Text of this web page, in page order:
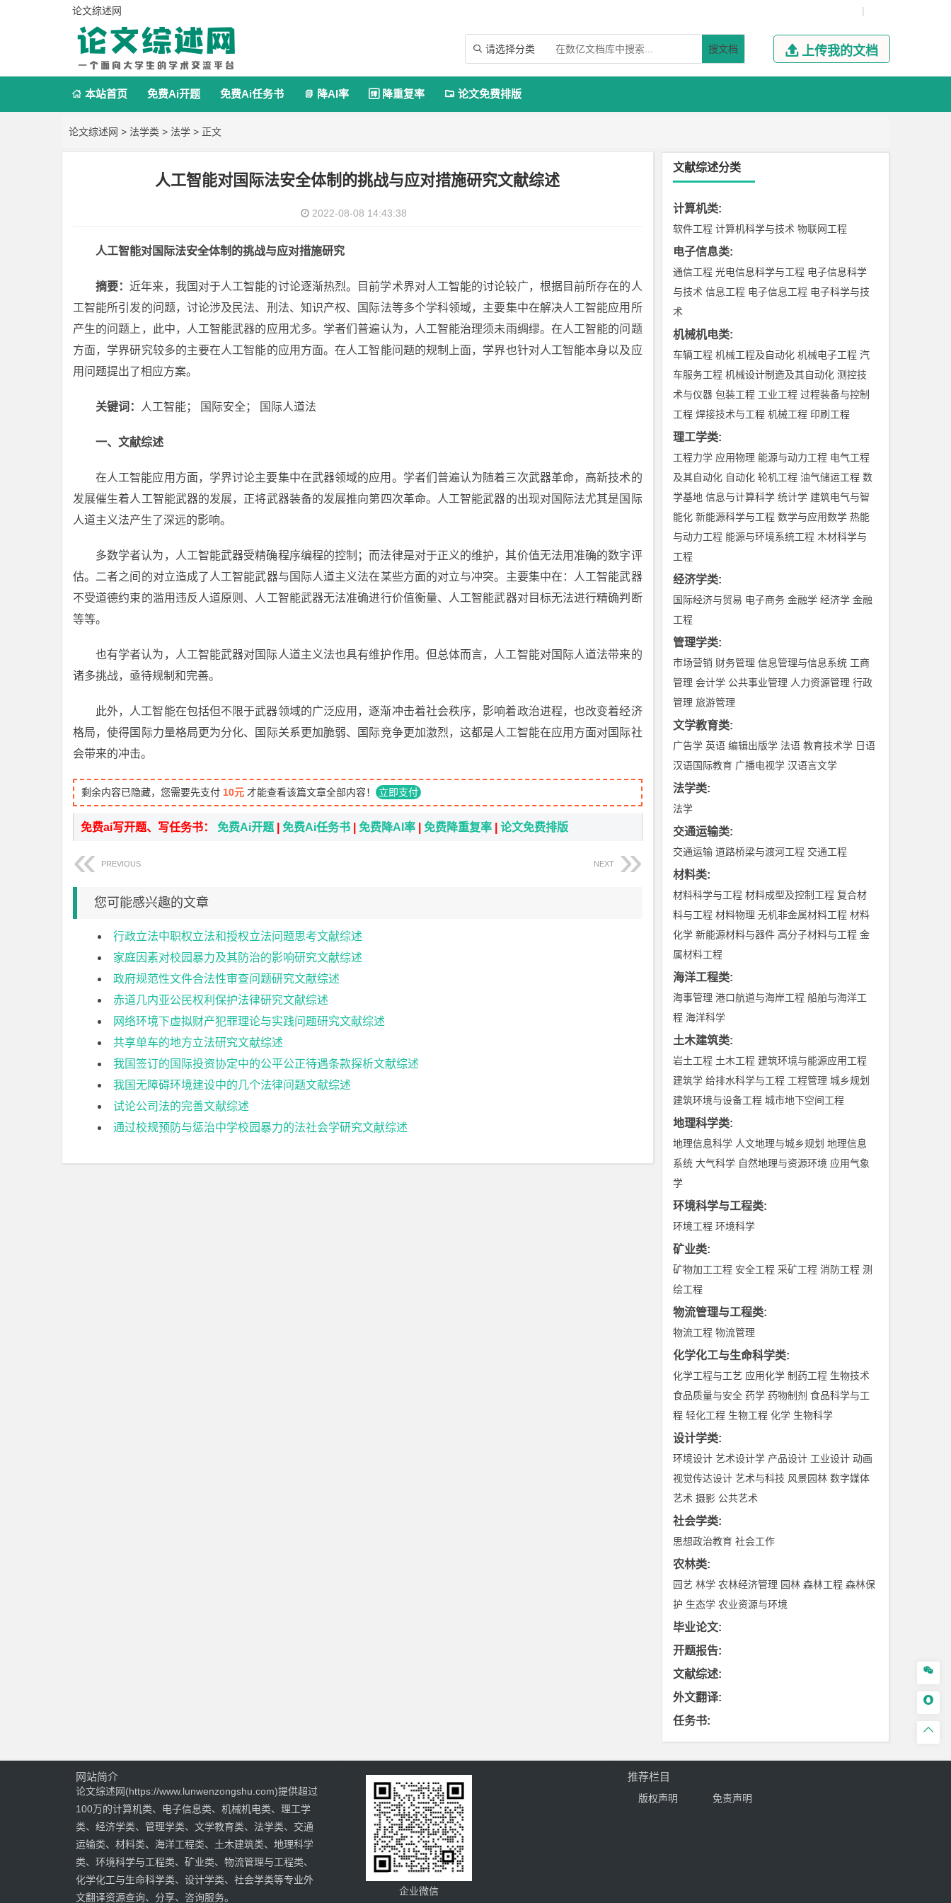
论文综述网 |
 请选择分类 搜文档  上传我的文档
 本站首页 免费Ai开题 免费Ai任务书  降AI率  降重复率  论文免费排版
论文综述网 > 法学类 > 法学 > 正文
人工智能对国际法安全体制的挑战与应对措施研究文献综述
2022-08-08 14:43:38
人工智能对国际法安全体制的挑战与应对措施研究
摘要：近年来，我国对于人工智能的讨论逐渐热烈。目前学术界对人工智能的讨论较广，根据目前所存在的人
工智能所引发的问题，讨论涉及民法、刑法、知识产权、国际法等多个学科领域，主要集中在解决人工智能应用所
产生的问题上，此中，人工智能武器的应用尤多。学者们普遍认为，人工智能治理须未雨绸缪。在人工智能的问题
方面，学界研究较多的主要在人工智能的应用方面。在人工智能问题的规制上面，学界也针对人工智能本身以及应
用问题提出了相应方案。
关键词： 人工智能； 国际安全； 国际人道法
一、文献综述
在人工智能应用方面，学界讨论主要集中在武器领域的应用。学者们普遍认为随着三次武器革命，高新技术的
发展催生着人工智能武器的发展，正将武器装备的发展推向第四次革命。人工智能武器的出现对国际法尤其是国际
人道主义法产生了深远的影响。
多数学者认为，人工智能武器受精确程序编程的控制；而法律是对于正义的维护，其价值无法用准确的数字评
估。二者之间的对立造成了人工智能武器与国际人道主义法在某些方面的对立与冲突。主要集中在：人工智能武器
不受道德约束的滥用违反人道原则、人工智能武器无法准确进行价值衡量、人工智能武器对目标无法进行精确判断
等等。
也有学者认为，人工智能武器对国际人道主义法也具有维护作用。但总体而言，人工智能对国际人道法带来的
诸多挑战，亟待规制和完善。
此外，人工智能在包括但不限于武器领域的广泛应用，逐渐冲击着社会秩序，影响着政治进程，也改变着经济
格局，使得国际力量格局更为分化、国际关系更加脆弱、国际竞争更加激烈，这都是人工智能在应用方面对国际社
会带来的冲击。
剩余内容已隐藏，您需要先支付 10元 才能查看该篇文章全部内容！ 立即支付
免费ai写开题、写任务书： 免费Ai开题 免费Ai任务书 免费降AI率 免费降重复率 论文免费排版
PREVIOUS NEXT
您可能感兴趣的文章
行政立法中职权立法和授权立法问题思考文献综述
家庭因素对校园暴力及其防治的影响研究文献综述
政府规范性文件合法性审查问题研究文献综述
赤道几内亚公民权利保护法律研究文献综述
网络环境下虚拟财产犯罪理论与实践问题研究文献综述
共享单车的地方立法研究文献综述
我国签订的国际投资协定中的公平公正待遇条款探析文献综述
我国无障碍环境建设中的几个法律问题文献综述
试论公司法的完善文献综述
通过校规预防与惩治中学校园暴力的法社会学研究文献综述
文献综述分类
计算机类:
软件工程 计算机科学与技术 物联网工程
电子信息类:
通信工程 光电信息科学与工程 电子信息科学
与技术 信息工程 电子信息工程 电子科学与技
术
机械机电类:
车辆工程 机械工程及自动化 机械电子工程 汽
车服务工程 机械设计制造及其自动化 测控技
术与仪器 包装工程 工业工程 过程装备与控制
工程 焊接技术与工程 机械工程 印刷工程
理工学类:
工程力学 应用物理 能源与动力工程 电气工程
及其自动化 自动化 轮机工程 油气储运工程 数
学基地 信息与计算科学 统计学 建筑电气与智
能化 新能源科学与工程 数学与应用数学 热能
与动力工程 能源与环境系统工程 木材科学与
工程
经济学类:
国际经济与贸易 电子商务 金融学 经济学 金融
工程
管理学类:
市场营销 财务管理 信息管理与信息系统 工商
管理 会计学 公共事业管理 人力资源管理 行政
管理 旅游管理
文学教育类:
广告学 英语 编辑出版学 法语 教育技术学 日语
汉语国际教育 广播电视学 汉语言文学
法学类:
法学
交通运输类:
交通运输 道路桥梁与渡河工程 交通工程
材料类:
材料科学与工程 材料成型及控制工程 复合材
料与工程 材料物理 无机非金属材料工程 材料
化学 新能源材料与器件 高分子材料与工程 金
属材料工程
海洋工程类:
海事管理 港口航道与海岸工程 船舶与海洋工
程 海洋科学
土木建筑类:
岩土工程 土木工程 建筑环境与能源应用工程
建筑学 给排水科学与工程 工程管理 城乡规划
建筑环境与设备工程 城市地下空间工程
地理科学类:
地理信息科学 人文地理与城乡规划 地理信息
系统 大气科学 自然地理与资源环境 应用气象
学
环境科学与工程类:
环境工程 环境科学
矿业类:
矿物加工工程 安全工程 采矿工程 消防工程 测
绘工程
物流管理与工程类:
物流工程 物流管理
化学化工与生命科学类:
化学工程与工艺 应用化学 制药工程 生物技术
食品质量与安全 药学 药物制剂 食品科学与工
程 轻化工程 生物工程 化学 生物科学
设计学类:
环境设计 艺术设计学 产品设计 工业设计 动画
视觉传达设计 艺术与科技 风景园林 数字媒体
艺术 摄影 公共艺术
社会学类:
思想政治教育 社会工作
农林类:
园艺 林学 农林经济管理 园林 森林工程 森林保
护 生态学 农业资源与环境
毕业论文:
开题报告:
文献综述:
外文翻译:
任务书:



网站简介
论文综述网(https://www.lunwenzongshu.com)提供超过
100万的计算机类、电子信息类、机械机电类、理工学
类、经济学类、管理学类、文学教育类、法学类、交通
运输类、材料类、海洋工程类、土木建筑类、地理科学
类、环境科学与工程类、矿业类、物流管理与工程类、
化学化工与生命科学类、设计学类、社会学类等专业外
文翻译资源查询、分享、咨询服务。
企业微信
推荐栏目
版权声明 免责声明